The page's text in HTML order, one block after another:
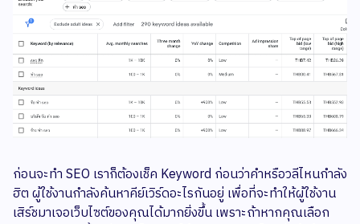
ก่อนจะทำ SEO เราก็ต้องเช็ค Keyword ก่อนว่าคำหรือวลีไหนกำลัง
ฮิต ผู้ใช้งานกำลังค้นหาคีย์เวิร์ดอะไรกันอยู่ เพื่อที่จะทำให้ผู้ใช้งาน
เสิร์ชมาเจอเว็บไซต์ของคุณได้มากยิ่งขึ้น เพราะถ้าหากคุณเลือก